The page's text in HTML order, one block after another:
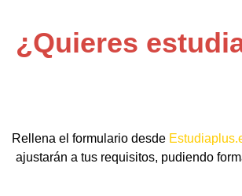
¿Quieres
Rellena el formulario desde
ajustarán a tus requisitos, pudiendo